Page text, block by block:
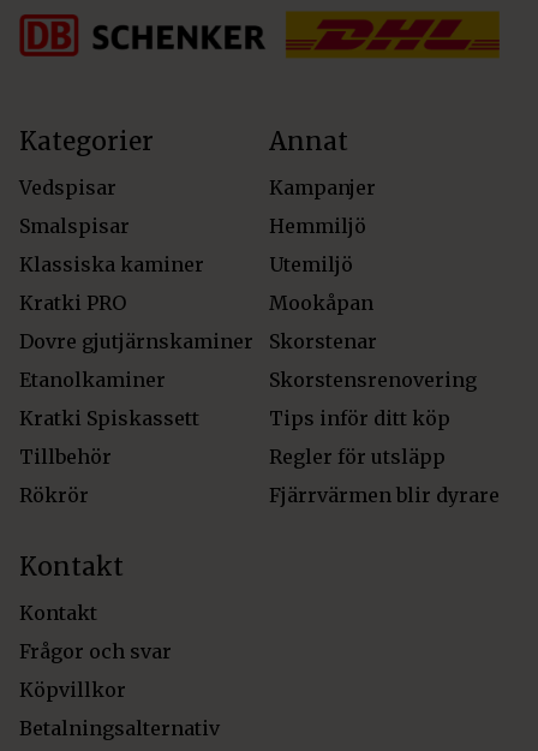
Kategorier
Vedspisar
Smalspisar
Klassiska kaminer
Kratki PRO
Dovre gjutjärnskaminer
Etanolkaminer
Kratki Spiskassett
Tillbehör
Rökrör
Annat
Kampanjer
Hemmiljö
Utemiljö
Mookåpan
Skorstenar
Skorstensrenovering
Tips inför ditt köp
Regler för utsläpp
Fjärrvärmen blir dyrare
Kontakt
Kontakt
Frågor och svar
Köpvillkor
Betalningsalternativ